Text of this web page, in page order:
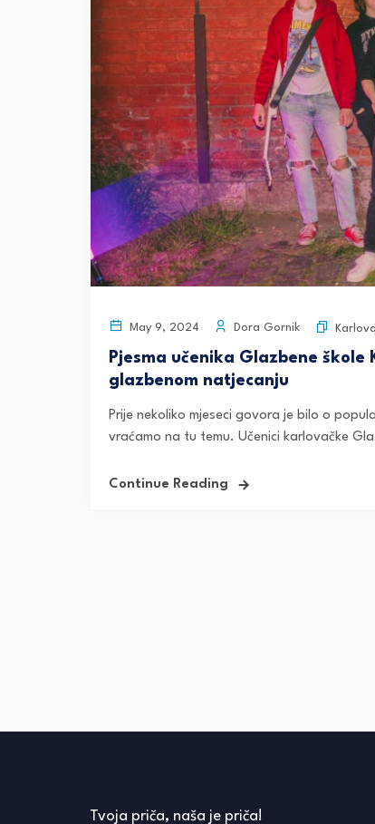
May 9, 2024 Dora Gornik
Pjesma učenika Glazbene
glazbenom natjecanju
Prije nekoliko mjeseci govora je bilo o
vraćamo na tu temu. Učenici karlovačke
Continue Reading
Tvoja priča, naša je priča!